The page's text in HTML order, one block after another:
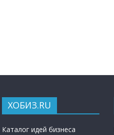
ХОБИЗ.RU
Каталог идей бизнеса